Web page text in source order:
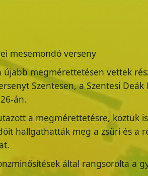
mesemondó verseny
újabb megmérettetésen vettek
Szentesen, a Szentesi Deák
án.
a megmérettetésre, köztük
hallgathatták meg a zsűri és a
által rangsorolta a